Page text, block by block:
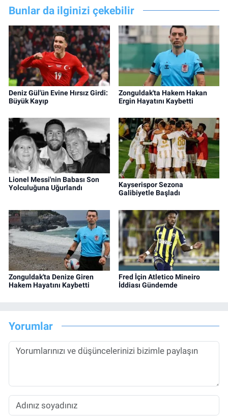
Bunlar da ilginizi çekebilir
Deniz Gül'ün Evine Hırsız Girdi:
Büyük Kayıp
Zonguldak'ta Hakem Hakan
Ergin Hayatını Kaybetti
Lionel Messi'nin Babası Son
Yolculuğuna Uğurlandı
Kayserispor Sezona
Galibiyetle Başladı
Zonguldak'ta Denize Giren
Hakem Hayatını Kaybetti
Fred İçin Atletico Mineiro
İddiası Gündemde
Yorumlar